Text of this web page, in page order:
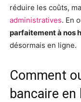
réduire les coûts,
administratives. En
parfaitement à nos
désormais en ligne.
Comment
bancaire en